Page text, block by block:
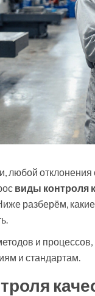
любой
виды контроля
разберём,
и
и стандартам.